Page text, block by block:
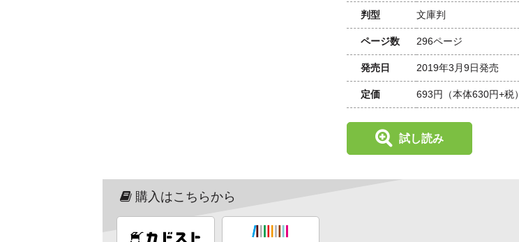
判型 文庫判
ページ数 296ページ
発売日 2019年3月9日発売
定価 693円 （本体630円+税）
試し読み
購入はこちらから